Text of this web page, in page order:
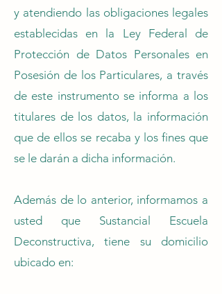
y atendiendo las obligaciones legales
establecidas en la Ley Federal de
Protección de Datos Personales en
Posesión de los Particulares, a través
de este instrumento se informa a los
titulares de los datos, la información
que de ellos se recaba y los fines que
se le darán a dicha información.
Además de lo anterior, informamos a
usted que Sustancial Escuela
Deconstructiva, tiene su domicilio
ubicado en: